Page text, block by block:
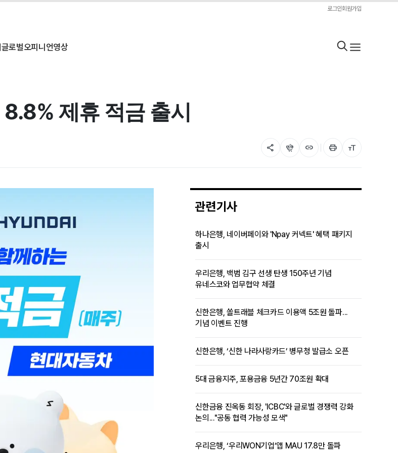
로그인회원가입
글로벌오피니언영상
제휴 적금 출시
share flutter_dash link print format_size
관련기사
하나은행, 네이버페이와 'Npay 커넥트' 혜택 패키지
출시
우리은행, 백범 김구 선생 탄생 150주년 기념
유네스코와 업무협약 체결
신한은행, 쏠트래블 체크카드 이용액 5조원 돌파...
기념 이벤트 진행
신한은행, ‘신한 나라사랑카드’ 병무청 발급소 오픈
5대 금융지주, 포용금융 5년간 70조원 확대
신한금융 진옥동 회장, 'ICBC'와 글로벌 경쟁력 강화
논의..."공동 협력 가능성 모색"
우리은행, ‘우리WON기업’앱 MAU 17.8만 돌파